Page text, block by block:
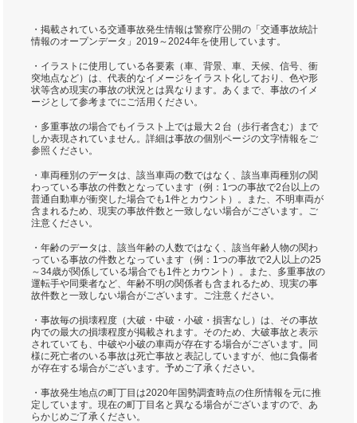
・掲載されている交通事故発生情報は警察庁公開の「交通事故統計
情報のオープンデータ」2019～2024年を使用しています。
・イラストに使用している各要素（車、背景、車、天候、信号、衝
突地点など）は、代表的なイメージをイラスト化しており、色や形
状等含め現実の事故の状況とは異なります。あくまで、事故のイメ
ージとして参考までにご活用ください。
・多重事故の場合でもイラスト上では最大２台（歩行者含む）まで
しか表現されていません。詳細は事故の個別ページの文字情報をご
参照ください。
・車両種別のデータは、該当車両の数ではなく、該当車両種別の関
わっている事故の件数となっています（例：1つの事故で2台以上の
普通自動車が衝突した場合でも1件とカウント）。また、不明車両が
含まれるため、現実の事故件数と一致しない場合がございます。ご
注意ください。
・年齢のデータは、該当年齢の人数ではなく、該当年齢人物の関わ
っている事故の件数となっています（例：1つの事故で2人以上の25
～34歳が関係している場合でも1件とカウント）。また、多重事故の
運転手や同乗者など、年齢不明の関係者も含まれるため、現実の事
故件数と一致しない場合がございます。ご注意ください。
・事故毎の損壊程度（大破・中破・小破・損害なし）は、その事故
内での最大の損壊程度が掲載されます。そのため、大破事故と表示
されていても、中破や小破の車両が存在する場合がございます。同
様に死亡者のいる事故は死亡事故と表記していますが、他に負傷者
が存在する場合がございます。予めご了承ください。
・事故発生地点の町丁目は2020年国勢調査時点の住所情報を元に推
定しています。現在の町丁目名と異なる場合がございますので、あ
らかじめご了承ください。